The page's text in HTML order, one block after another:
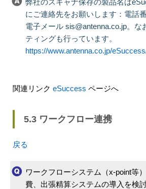
弊社のスキャナ保存の製品名は
にご連絡先をお願いします：電話番
電子メール sis@antenna.co.jp。な
ティングも行っています。
https://www.antenna.co.jp/
関連リンク eSuccess ページへ
5.3 ワークフロー連携
戻る
ワークフローシステム（x-point等
費、出張精算システムの導入を検